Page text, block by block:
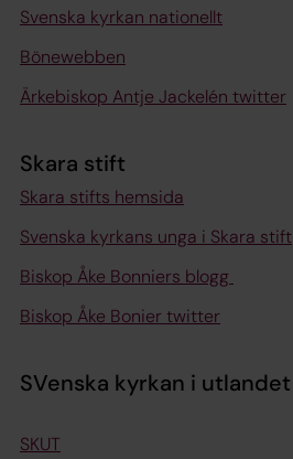
Svenska kyrkan nationellt
Bönewebben
Ärkebiskop Antje Jackelén twitter
Skara stift
Skara stifts hemsida
Svenska kyrkans unga i Skara stift
Biskop Åke Bonniers blogg
Biskop Åke Bonier twitter
SVenska kyrkan i utlandet
SKUT